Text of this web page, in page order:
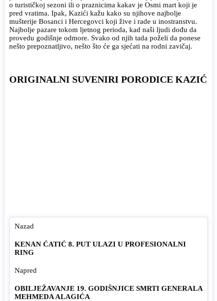
o turističkoj sezoni ili o praznicima kakav je Osmi mart koji je
pred vratima. Ipak, Kazići kažu kako su njihove najbolje
mušterije Bosanci i Hercegovci koji žive i rade u inostranstvu.
Najbolje pazare tokom ljetnog perioda, kad naši ljudi dođu da
provedu godišnje odmore. Svako od njih tada poželi da ponese
nešto prepoznatljivo, nešto što će ga sjećati na rodni zavičaj.
ORIGINALNI SUVENIRI PORODICE KAZIĆ
Nazad
KENAN ĆATIĆ 8. PUT ULAZI U PROFESIONALNI
RING
Napred
OBILJEŽAVANJE 19. GODIŠNJICE SMRTI GENERALA
MEHMEDA ALAGIĆA